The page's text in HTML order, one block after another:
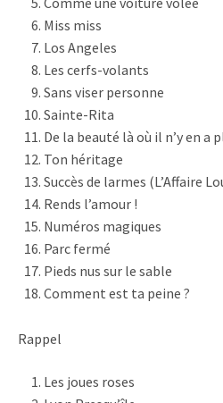
Miss miss
Los Angeles
Les cerfs-volants
Sans viser personne
Sainte-Rita
De la beauté là où il n’y en a
Ton héritage
Succès de larmes (L’Affaire
Rends l’amour !
Numéros magiques
Parc fermé
Pieds nus sur le sable
Comment est ta peine ?
Rappel
Les joues roses